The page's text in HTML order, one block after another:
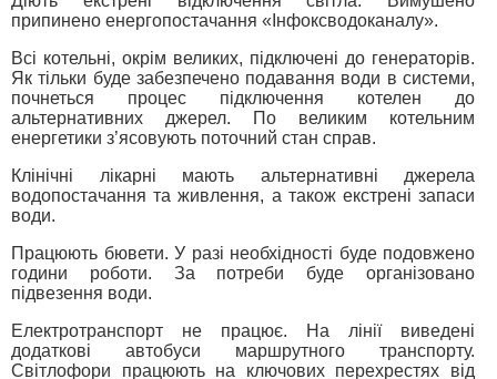
припинено енергопостачання «Інфоксводоканалу».
Всі котельні, окрім великих, підключені до генераторів.
Як тільки буде забезпечено подавання води в системи,
почнеться процес підключення котелен до
альтернативних джерел. По великим котельним
енергетики з’ясовують поточний стан справ.
Клінічні лікарні мають альтернативні джерела
водопостачання та живлення, а також екстрені запаси
води.
Працюють бювети. У разі необхідності буде подовжено
години роботи. За потреби буде організовано
підвезення води.
Електротранспорт не працює. На лінії виведені
додаткові автобуси маршрутного транспорту.
Світлофори працюють на ключових перехрестях від